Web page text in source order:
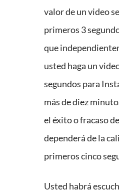
valor de un video
primeros 3
que
usted haga un
segundos para
más de diez
el éxito o fracaso
dependerá de la
primeros cinco
Usted habrá